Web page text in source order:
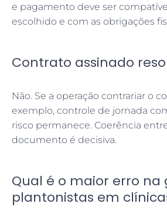
e pagamento deve ser
escolhido e com as obrigações
Contrato assinado
Não. Se a operação contrariar o
exemplo, controle de jornada
risco permanece. Coerência
documento é decisiva.
Qual é o maior erro na
plantonistas em